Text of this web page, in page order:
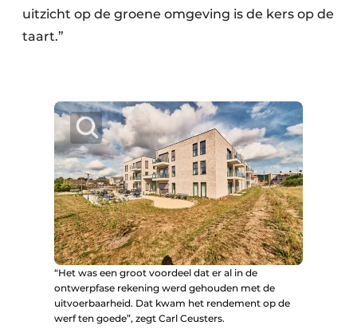
uitzicht op de groene omgeving is de kers op de
taart.”
“Het was een groot voordeel dat er al in de
ontwerpfase rekening werd gehouden met de
uitvoerbaarheid. Dat kwam het rendement op de
werf ten goede”, zegt Carl Ceusters.